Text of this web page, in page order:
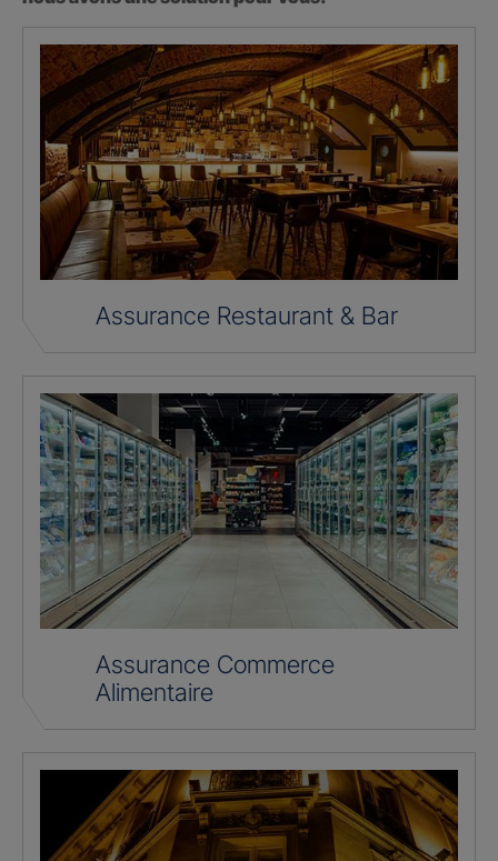
Assurance Restaurant & Bar
Assurance Commerce
Alimentaire